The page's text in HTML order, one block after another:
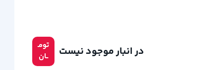
تومـ
ــان
در انبار موجود نیست